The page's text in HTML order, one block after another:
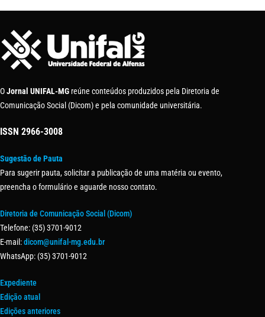
OJornal UNIFAL-MG reúne conteúdos produzidos pela Diretoria de
Comunicação Social (Dicom) e pela comunidade universitária.
ISSN 2966-3008
Sugestão de Pauta
Para sugerir pauta, solicitar a publicação de uma matéria ou evento,
preencha o formulário e aguarde nosso contato.
Diretoria de Comunicação Social (Dicom)
Telefone: (35) 3701-9012
E-mail:dicom@unifal-mg.edu.br
WhatsApp: (35) 3701-9012
Expediente
Edição atual
Edições anteriores